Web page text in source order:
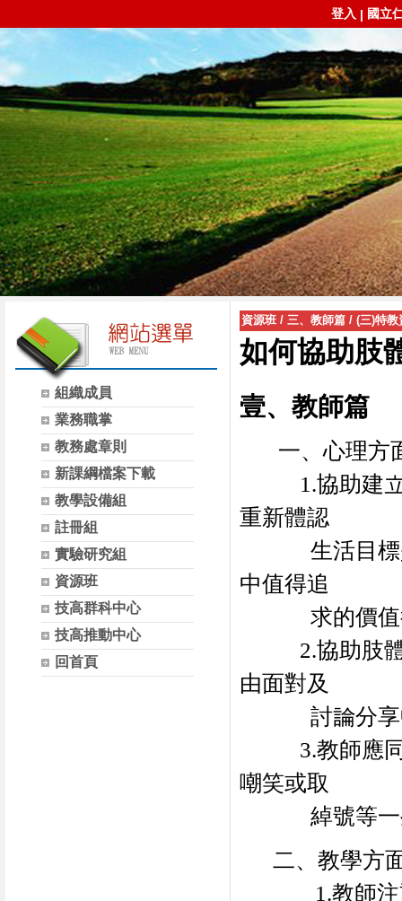
登入 | 國立
組織成員
業務職掌
教務處章則
新課綱檔案下載
教學設備組
註冊組
實驗研究組
資源班
技高群科中心
技高推動中心
回首頁
資源班 / 三、教師篇 / (三)特教
如何協助肢
壹、教師篇
一、心理方
1.協助建
重新體認
生活目
中值得追
求的價
2.協助肢
由面對及
討論分
3.教師應
嘲笑或取
綽號等
二、教學方
1.教師